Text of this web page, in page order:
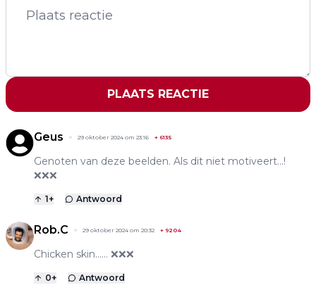
PLAATS REACTIE
Geus 29 oktober 2024 om 23:16 + 6135
Genoten van deze beelden. Als dit niet motiveert…!
❌❌❌
1+ Antwoord
Rob.C 29 oktober 2024 om 20:32 + 9204
Chicken skin...... ❌❌❌
0+ Antwoord